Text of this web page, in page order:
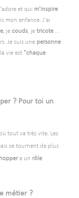
et qui m'inspire
mon enfance. J'ai
, je couds, je tricote ...
Je suis une personne
vie est "chaque
? Pour toi un
tout va très vite. Les
se tournent de plus
a un rôle
métier ?